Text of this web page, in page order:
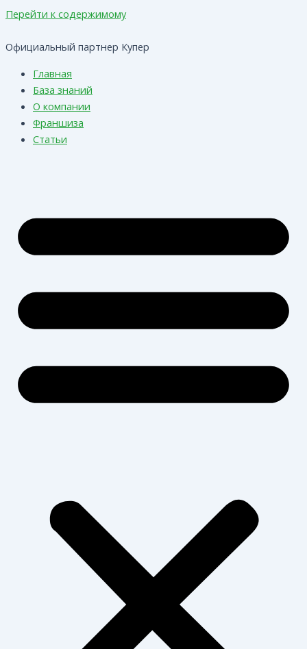
Перейти к содержимому
Официальный партнер Купер
Главная
База знаний
О компании
Франшиза
Статьи